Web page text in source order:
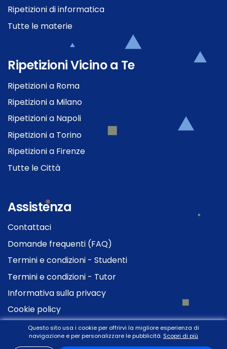
Ripetizioni di informatica
Tutte le materie
Ripetizioni Vicino a Te
Ripetizioni a Roma
Ripetizioni a Milano
Ripetizioni a Napoli
Ripetizioni a Torino
Ripetizioni a Firenze
Tutte le Città
Assistenza
Contattaci
Domande frequenti (FAQ)
Termini e condizioni - Studenti
Termini e condizioni - Tutor
Informativa sulla privacy
Cookie policy
Questo sito usa i cookie per offrirvi la migliore esperienza di
navigazione e per personalizzare le pubblicità. Scopri di più